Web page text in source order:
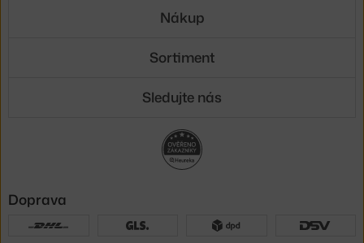
Nákup
Sortiment
Sledujte nás
Doprava